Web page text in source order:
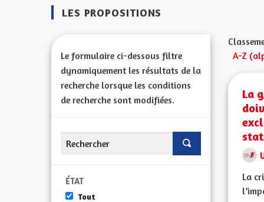
LES PROPOSITIONS
Le formulaire ci-dessous filtre
dynamiquement les résultats de la
recherche lorsque les conditions
de recherche sont modifiées.
ÉTAT
Tout
A-Z
La
La